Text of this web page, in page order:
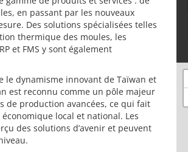
en passant par les nouveaux
Des solutions spécialisées telles
thermique des moules, les
et FMS y sont également
le dynamisme innovant de Taïwan et
est reconnu comme un pôle majeur
de production avancées, ce qui fait
local et national. Les
des solutions d’avenir et peuvent